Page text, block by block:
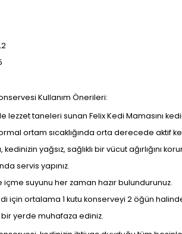
Kullanım Önerileri:
lezzet taneleri sunan Felix Kedi Mamasını
ortam sıcaklığında orta derecede aktif
kedinizin yağsız, sağlıklı bir vücut ağırlığını
servis yapınız.
içme suyunu her zaman hazır bulundurunuz.
için ortalama 1 kutu konserveyi 2 öğün
yerde muhafaza ediniz.